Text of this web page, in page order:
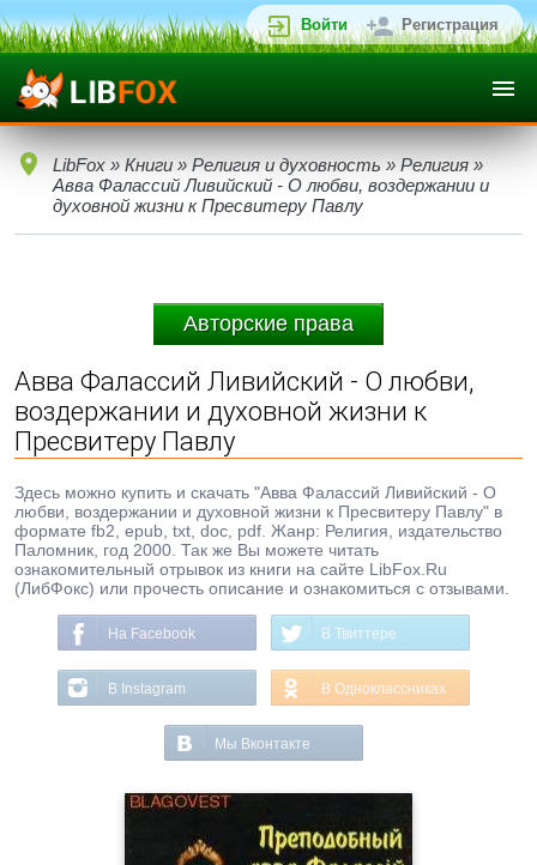
Войти Регистрация
LibFox » Книги » Религия и духовность » Религия »
Авва Фалассий Ливийский - О любви, воздержании и
духовной жизни к Пресвитеру Павлу
Авторские права
Авва Фалассий Ливийский - О любви,
воздержании и духовной жизни к
Пресвитеру Павлу
Здесь можно купить и скачать "Авва Фалассий Ливийский - О
любви, воздержании и духовной жизни к Пресвитеру Павлу" в
формате fb2, epub, txt, doc, pdf. Жанр: Религия, издательство
Паломник, год 2000. Так же Вы можете читать
ознакомительный отрывок из книги на сайте LibFox.Ru
(ЛибФокс) или прочесть описание и ознакомиться с отзывами.
На Facebook В Твиттере
В Instagram В Одноклассниках
Мы Вконтакте